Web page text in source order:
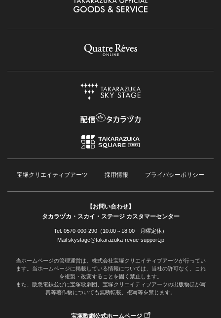
宝塚クリエイティブアーツ 採用情報 プライバシーポリシー
【お問い合わせ】
タカラヅカ・スカイ・ステージ カスタマーセンター
Tel. 0570-000-290（10:00～18:00 月曜定休）
Mail skystage@takarazuka-revue-support.jp
当ホームページの管理運営は、株式会社宝塚クリエイティブアーツが行ってい
ます。当ホームページに掲載している情報については、当社の許可なく、これ
を複製・改変することを固く禁止します。
また、阪急電鉄並びに宝塚歌劇団、宝塚クリエイティブアーツの出版物ほか写
真等著作物についても無断転載、複写等を禁じます。
宝塚歌劇公式ホームページ